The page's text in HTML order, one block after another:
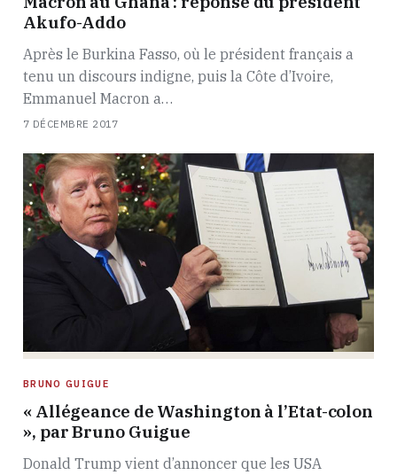
Akufo-Addo
Après le Burkina Fasso, où le président français a
tenu un discours indigne, puis la Côte d’Ivoire,
Emmanuel Macron a…
7 DÉCEMBRE 2017
BRUNO GUIGUE
« Allégeance de Washington à l’Etat-colon
», par Bruno Guigue
Donald Trump vient d’annoncer que les USA